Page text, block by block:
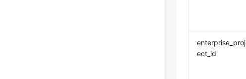
enterprise_proj
ect_id